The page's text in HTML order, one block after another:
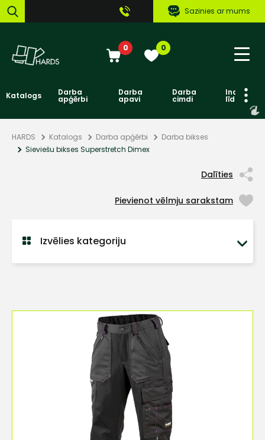
Sazinies ar mums
0 0
Katalogs Darba
apģērbi
Darba
apavi
Darba
cimdi līdzekļi
HARDS Katalogs Darba apģērbi
Darba bikses
Sieviešu bikses Superstretch Dimex
Dalīties
Pievienot vēlmju sarakstam
Izvēlies kategoriju